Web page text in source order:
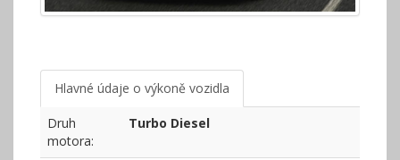
Hlavné údaje o výkoně vozidla
Druh
motora:
Turbo Diesel